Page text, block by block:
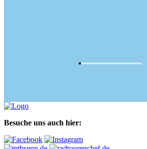
Besuche uns auch hier: